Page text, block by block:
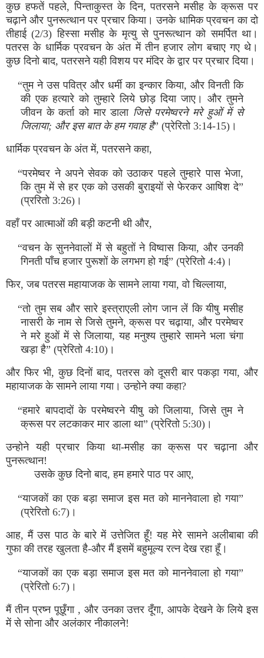
कुछ हफतें पहले, पिन्‍ताकुस्‍त के दिन, पतरसने मसीह के क्रूस पर
चढ़ाने और पुनरूत्‍थान पर प्रचार किया। उनके धामिक प्रवचन का दो
तीहाई (2/3) हिस्‍सा मसीह के मृत्‍यु से पुनरूत्‍थान को समर्पित था।
पतरस के धार्मिक प्रवचन के अंत में तीन हजार लोग बचाए गए थे।
कुछ दिनो बाद, पतरसने यही विशय पर मंदिर के द्वार पर प्रचार दिया।
“तुम ने उस पवित्र और धर्मी का इन्‍कार किया, और विनती कि
की एक हत्‍यारे को तुम्‍हारे लिये छोड़ दिया जाए। और तुमने
जीवन के कर्ता को मार डाला जिसे परमेष्‍वरने मरे हुओं में से
जिलाया; और इस बात के हम गवाह है” (प्रेरितो 3:14-15)।
धार्मिक प्रवचन के अंत में, पतरसने कहा,
“परमेष्‍वर ने अपने सेवक को उठाकर पहले तुम्‍हारे पास भेजा,
कि तुम में से हर एक को उसकी बुराइयों से फेरकर आषिश दे”
(प्ररितो 3:26)।
वहाँ पर आत्‍माओं की बड़ी कटनी थी और,
“वचन के सुननेवालों में से बहुतों ने विष्‍वास किया, और उनकी
गिनती पाँच हजार पुरूशों के लगभग हो गई” (प्रेरितो 4:4)।
फिर, जब पतरस महायाजक के सामने लाया गया, वो चिल्‍लाया,
“तो तुम सब और सारे इस्‍त्राएली लोग जान लें कि यीषु मसीह
नासरी के नाम से जिसे तुमने, क्रूस पर चढ़ाया, और परमेष्‍वर
ने मरे हुओं में से जिलाया, यह मनुश्‍य तुम्‍हारे सामने भला चंगा
खड़ा है” (प्रेरितो 4:10)।
और फिर भी, कुछ दिनों बाद, पतरस को दूसरी बार पकड़ा गया, और
महायाजक के सामने लाया गया। उन्‍होने क्‍या कहा?
“हमारे बापदादों के परमेष्‍वरने यीषु को जिलाया, जिसे तुम ने
क्रूस पर लटकाकर मार डाला था” (प्रेरितो 5:30)।
उन्‍होने यही प्रचार किया था-मसीह का क्रूस पर चढ़ाना और
पुनरूत्‍थान!
उसके कुछ दिनो बाद, हम हमारे पाठ पर आए,
“याजकों का एक बड़ा समाज इस मत को माननेवाला हो गया”
(प्रेरितो 6:7)।
आह, मैं उस पाठ के बारे में उत्तेजित हूँ! यह मेरे सामने अलीबाबा की
गुफा की तरह खुलता है-और मैं इसमें बहुमूल्‍य रत्‍न देख रहा हूँ।
“याजकों का एक बड़ा समाज इस मत को माननेवाला हो गया”
(प्रेरितो 6:7)।
मैं तीन प्रष्‍न पूछूँगा , और उनका उत्तर दूँगा, आपके देखने के लिये इस
में से सोना और अलंकार नीकालने!